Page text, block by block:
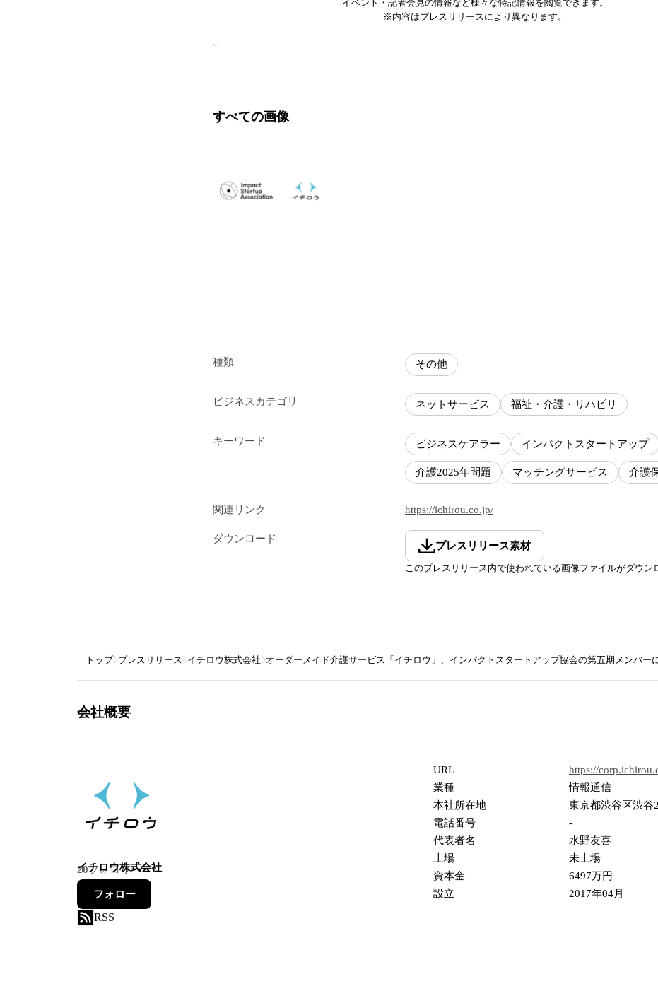
イベント・記者会見の情報など様々な特記情報を閲覧できます。
※内容はプレスリリースにより異なります。
すべての画像
種類 その他
ビジネスカテゴリ ネットサービス 福祉・介護・リハビリ
キーワード ビジネスケアラー インパクトスタートアップ
介護2025年問題 マッチングサービス 介護
関連リンク https://ichirou.co.jp/
ダウンロード
プレスリリース素材
このプレスリリース内で使われている画像ファイルがダウン
トップ プレスリリース イチロウ株式会社 オーダーメイド介護サービス「イチロウ」、インパクトスタートアップ協会の第五期メンバー
会社概要
イチロウ株式会社
20フォロワー
フォロー
RSS
URL
https://
業種
情報通信
本社所在地
東京都渋谷区渋谷
電話番号
-
代表者名
水野友喜
上場
未上場
資本金
6497万円
設立
2017年04月